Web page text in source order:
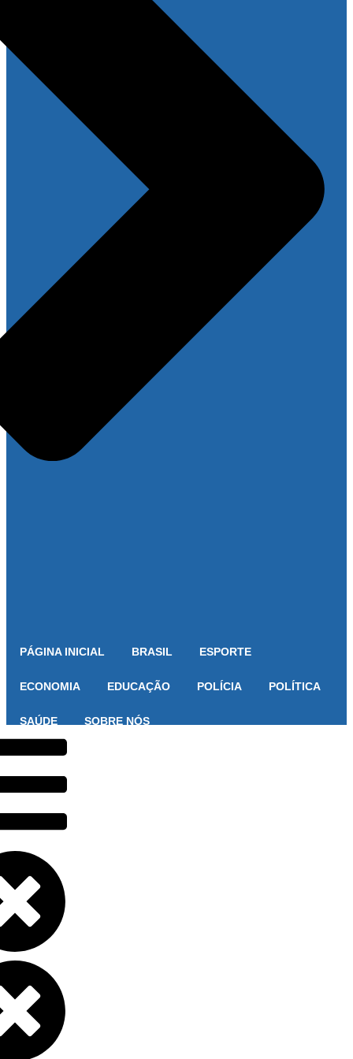
PÁGINA INICIAL BRASIL ESPORTE
ECONOMIA EDUCAÇÃO POLÍCIA POLÍTICA
SAÚDE SOBRE NÓS